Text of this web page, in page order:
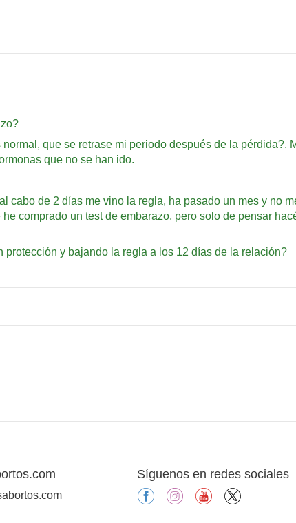
que se retrase mi periodo después de la pérdida?.
que no se han ido.
cabo de 2 días me vino la regla, ha pasado un mes y no
comprado un test de embarazo, pero solo de pensar
y bajando la regla a los 12 días de la relación?
Síguenos en redes sociales
facebookinstagramyoutube